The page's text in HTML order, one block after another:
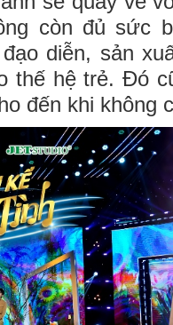
còn đủ sức
diễn, sản
thế hệ trẻ. Đó
đến khi không